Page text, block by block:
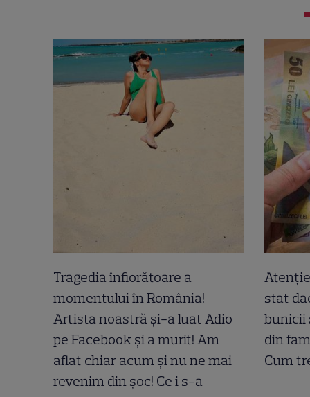
Tragedia înfiorătoare a
momentului în România!
Artista noastră și-a luat Adio
pe Facebook și a murit! Am
aflat chiar acum și nu ne mai
revenim din șoc! Ce i s-a
stat
bunicii
din
Cum